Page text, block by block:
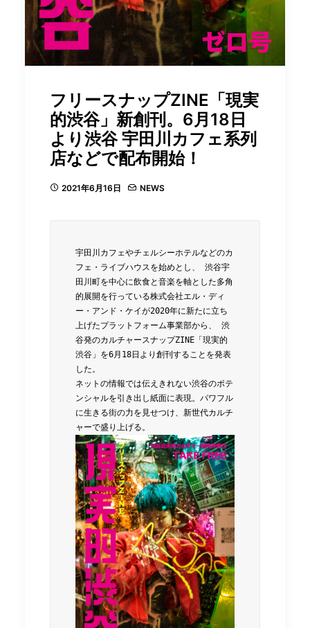
フリースナップZINE「現実
的渋谷」新創刊。6月18日
より渋谷 宇田川カフェ系列
店などで配布開始！
2021年6月16日 NEWS
宇田川カフェやチェルシーホテルなどのカ
フェ・ライブハウスを始めとし、 渋谷宇
田川町を中心に飲食と音楽を軸とした多角
的展開を行っている株式会社エル・ディ
ー・アンド・ケイが2020年に新たに立ち
上げたプラットフォーム事業部から、 渋
谷発のカルチャースナップZINE「現実的
渋谷」を6月18日より創刊することを発表
した。
ネットの情報では伝えきれない渋谷のポテ
ンシャルを引き出し紙面に表現。パワフル
に生きる街の力を見せつけ、新世代カルチ
ャーで盛り上げる。